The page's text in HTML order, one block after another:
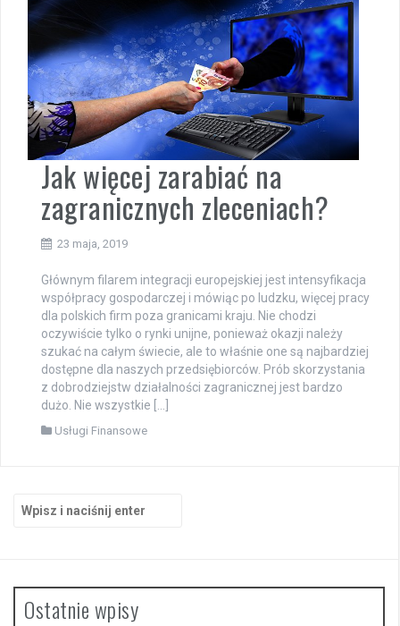
Jak więcej zarabiać na
zagranicznych zleceniach?
23 maja, 2019
Głównym filarem integracji europejskiej jest intensyfikacja
współpracy gospodarczej i mówiąc po ludzku, więcej pracy
dla polskich firm poza granicami kraju. Nie chodzi
oczywiście tylko o rynki unijne, ponieważ okazji należy
szukać na całym świecie, ale to właśnie one są najbardziej
dostępne dla naszych przedsiębiorców. Prób skorzystania
z dobrodziejstw działalności zagranicznej jest bardzo
dużo. Nie wszystkie […]
Usługi Finansowe
Ostatnie wpisy